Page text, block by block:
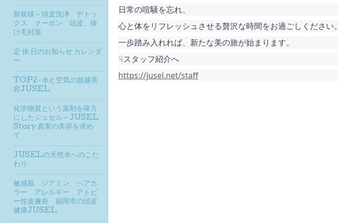
日常の喧騒を忘れ、
心と体をリフレッシュさせる贅沢な時間をお過ごしください。
一歩踏み入れれば、新たな美の旅が始まります。
☟スタッフ紹介へ
https://jusel.net/staff
新規様～頭皮洗浄 デトッ
クス クーポン 頭皮、抜
け毛対策
定 休 日のお知らせ カレンダ
ー
TOP2-水と空気の超越美
容JUSEL
化学物質という薬剤を味方
にしたジュセル～JUSEL
Story 真実の美容を求め
て
JUSELの天然水へのこだ
わり
敏感肌 ジアミン ヘアカ
ラー アレルギー アトピ
ー性⽪膚炎 福岡市の頭皮
健康JUSEL